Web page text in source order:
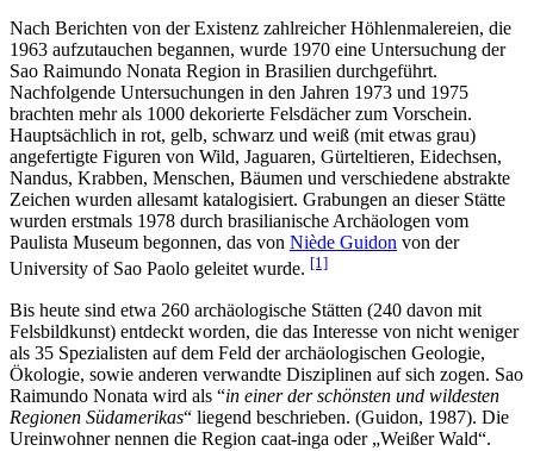
Nach Berichten von der Existenz zahlreicher Höhlenmalereien, die
1963 aufzutauchen begannen, wurde 1970 eine Untersuchung der
Sao Raimundo Nonata Region in Brasilien durchgeführt.
Nachfolgende Untersuchungen in den Jahren 1973 und 1975
brachten mehr als 1000 dekorierte Felsdächer zum Vorschein.
Hauptsächlich in rot, gelb, schwarz und weiß (mit etwas grau)
angefertigte Figuren von Wild, Jaguaren, Gürteltieren, Eidechsen,
Nandus, Krabben, Menschen, Bäumen und verschiedene abstrakte
Zeichen wurden allesamt katalogisiert. Grabungen an dieser Stätte
wurden erstmals 1978 durch brasilianische Archäologen vom
Paulista Museum begonnen, das von Niède Guidon von der
University of Sao Paolo geleitet wurde. [1]
Bis heute sind etwa 260 archäologische Stätten (240 davon mit
Felsbildkunst) entdeckt worden, die das Interesse von nicht weniger
als 35 Spezialisten auf dem Feld der archäologischen Geologie,
Ökologie, sowie anderen verwandte Disziplinen auf sich zogen. Sao
Raimundo Nonata wird als “in einer der schönsten und wildesten
Regionen Südamerikas“ liegend beschrieben. (Guidon, 1987). Die
Ureinwohner nennen die Region caat-inga oder „Weißer Wald“.